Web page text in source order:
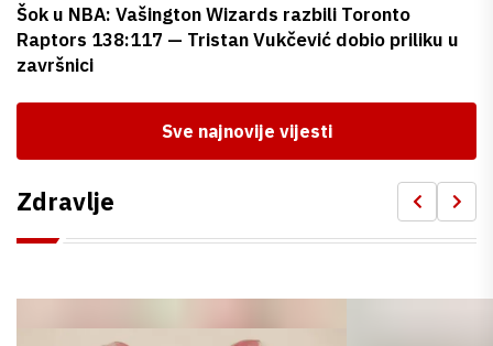
Šok u NBA: Vašington Wizards razbili Toronto
Raptors 138:117 — Tristan Vukčević dobio priliku u
završnici
Sve najnovije vijesti
Zdravlje